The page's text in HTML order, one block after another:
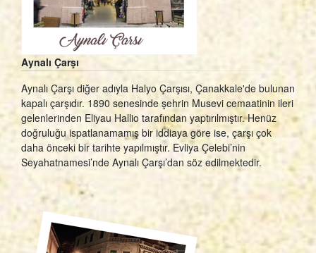
Aynalı Çarşı
Aynalı Çarşı diğer adıyla Halyo Çarşısı, Çanakkale'de bulunan
kapalı çarşıdır. 1890 senesinde şehrin Musevi cemaatinin ileri
gelenlerinden Eliyau Hallio tarafından yaptırılmıştır. Henüz
doğruluğu ispatlanamamış bir iddiaya göre ise, çarşı çok
daha önceki bir tarihte yapılmıştır. Evliya Çelebi’nin
Seyahatnamesi’nde Aynalı Çarşı’dan söz edilmektedir.